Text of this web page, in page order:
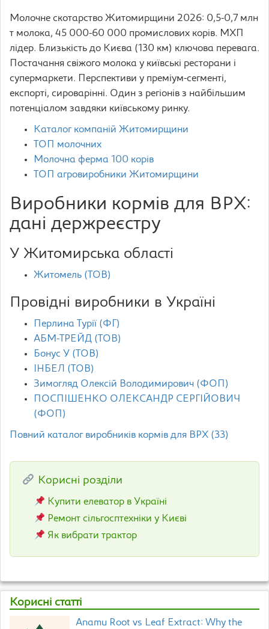
Молочне скотарство Житомирщини 2026: 0,5-0,7 млн
т молока, 45 000-60 000 промислових корів. МХП
лідер. Близькість до Києва (130 км) ключова перевага.
Постачання свіжого молока у київські ресторани і
супермаркети. Перспективи у преміум-сегменті,
експорті, сироварінні. Один з регіонів з найбільшим
потенціалом завдяки київському ринку.
Каталог компаній Житомирщини
ТОП молочних
Молочна ферма 100 корів
ТОП агровиробники Житомирщини
Виробники кормів для ВРХ:
дані держреєстру
У Житомирська області
Житомель (ТОВ)
Провідні виробники в Україні
Перлина Турії (ФГ)
АБМ-ТРЕЙД (ТОВ)
Бонус У (ТОВ)
ІНБЕЛ (ТОВ)
Зимогляд Олексій Володимирович (ФОП)
ПОСПІШЕНКО ОЛЕКСАНДР СЕРГІЙОВИЧ
(ФОП)
Повний каталог виробників кормів для ВРХ (33)
Корисні розділи
Купити елеватор в Україні
Ремонт сільгосптехніки у Києві
Як вибрати трактор
Корисні статті
Anamu Root vs Leaf Extract: Why the